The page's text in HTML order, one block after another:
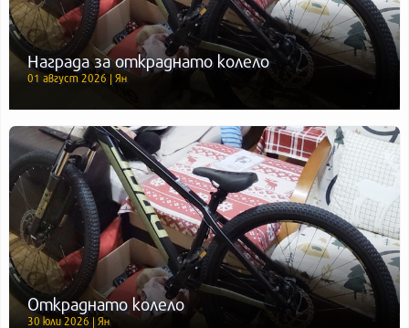
Награда за откраднато колело
01 август 2026 | Ян
Откраднато колело
30 юли 2026 | Ян